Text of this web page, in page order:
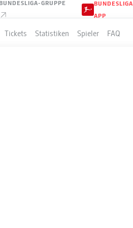
GRUPPE
BUNDESLIGA
APP
Tickets Statistiken Spieler FAQ